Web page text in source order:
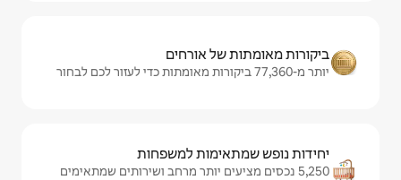
אורחים
למשפחות
יותר מרחב ושירותים שמתאימים